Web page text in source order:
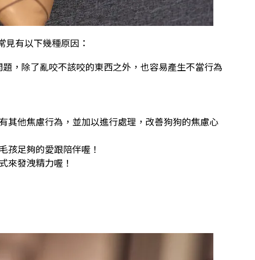
有以下幾種原因：
，除了亂咬不該咬的東西之外，也容易產生不當行為
其他焦慮行為，並加以進行處理，改善狗狗的焦慮心
孩足夠的愛跟陪伴喔！
來發洩精力喔！